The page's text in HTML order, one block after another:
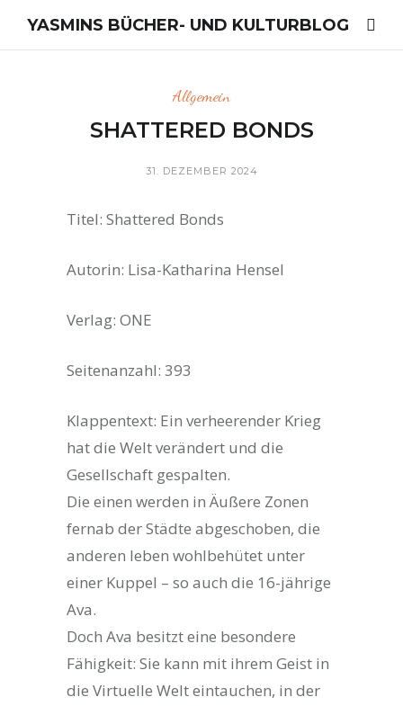
YASMINS BÜCHER- UND KULTURBLOG
Allgemein
SHATTERED BONDS
31. DEZEMBER 2024
Titel: Shattered Bonds
Autorin: Lisa-Katharina Hensel
Verlag: ONE
Seitenanzahl: 393
Klappentext: Ein verheerender Krieg
hat die Welt verändert und die
Gesellschaft gespalten.
Die einen werden in Äußere Zonen
fernab der Städte abgeschoben, die
anderen leben wohlbehütet unter
einer Kuppel – so auch die 16-jährige
Ava.
Doch Ava besitzt eine besondere
Fähigkeit: Sie kann mit ihrem Geist in
die Virtuelle Welt eintauchen, in der